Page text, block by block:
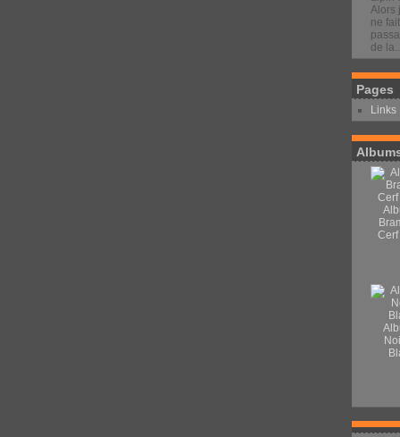
Alors
ne
de
Pages
Links